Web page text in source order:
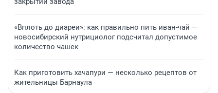
«Вплоть до диареи»: как правильно пить иван-чай —
новосибирский нутрициолог подсчитал допустимое
количество чашек
Как приготовить хачапури — несколько рецептов от
жительницы Барнаула